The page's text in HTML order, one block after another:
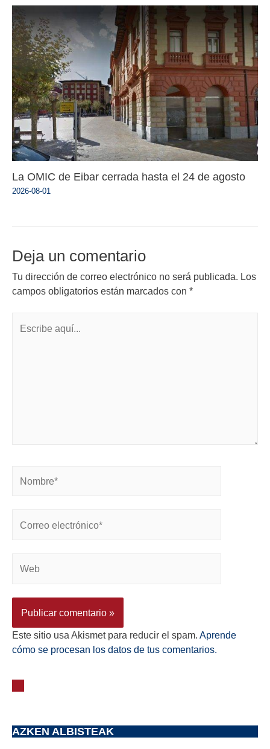
La OMIC de Eibar cerrada hasta el 24 de agosto
2026-08-01
Deja un comentario
Tu dirección de correo electrónico no será publicada. Los
campos obligatorios están marcados con *
Este sitio usa Akismet para reducir el spam. Aprende
cómo se procesan los datos de tus comentarios.
AZKEN ALBISTEAK